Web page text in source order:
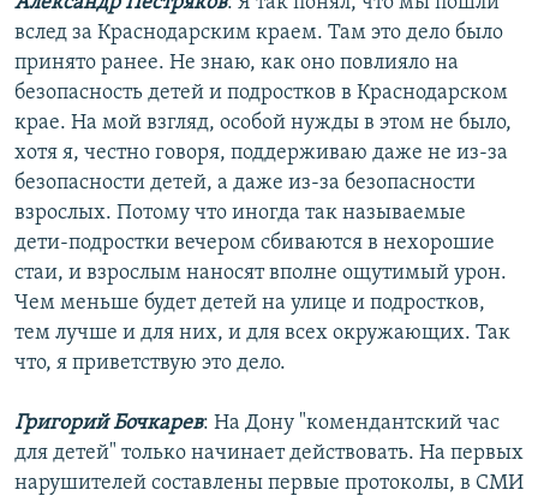
вслед за Краснодарским краем. Там это дело было
принято ранее. Не знаю, как оно повлияло на
безопасность детей и подростков в Краснодарском
крае. На мой взгляд, особой нужды в этом не было,
хотя я, честно говоря, поддерживаю даже не из-за
безопасности детей, а даже из-за безопасности
взрослых. Потому что иногда так называемые
дети-подростки вечером сбиваются в нехорошие
стаи, и взрослым наносят вполне ощутимый урон.
Чем меньше будет детей на улице и подростков,
тем лучше и для них, и для всех окружающих. Так
что, я приветствую это дело.
Григорий Бочкарев: На Дону "комендантский час
для детей" только начинает действовать. На первых
нарушителей составлены первые протоколы, в СМИ